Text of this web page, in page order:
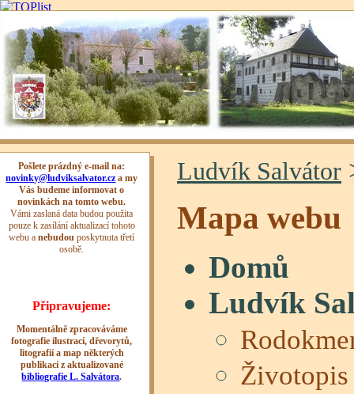
Ludvík Salvátor
Mapa webu
Domů
Ludvík
Životopis